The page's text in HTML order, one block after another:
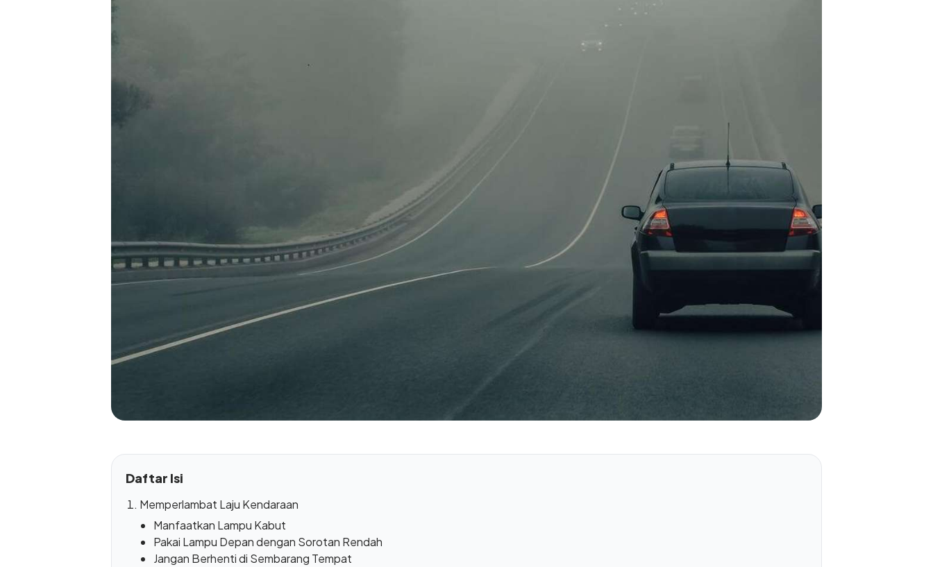
Daftar Isi
Memperlambat Laju Kendaraan
Manfaatkan Lampu Kabut
Pakai Lampu Depan dengan Sorotan Rendah
Jangan Berhenti di Sembarang Tempat